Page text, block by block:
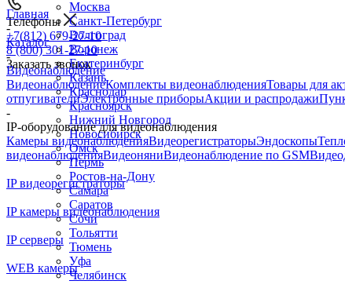
Телефоны
+7(812) 679-27-10
8 (800) 301-27-10
Заказать звонок
Москва
Санкт-Петербург
Волгоград
Воронеж
Екатеринбург
Казань
Краснодар
Красноярск
Нижний Новгород
Новосибирск
Омск
Пермь
Ростов-на-Дону
Самара
Саратов
Сочи
Тольятти
Тюмень
Уфа
Челябинск
Главная
-
Каталог
-
Видеонаблюдение
ВидеонаблюдениеКомплекты видеонаблюденияТовары для
отпугивателиЭлектронные приборыАкции и распродажи
-
IP-оборудование для видеонаблюдения
Камеры видеонаблюденияВидеорегистраторыЭндоскопы
видеонаблюденияВидеоняниВидеонаблюдение по GSM
IP видеорегистраторы
IP камеры видеонаблюдения
IP серверы
WEB камеры